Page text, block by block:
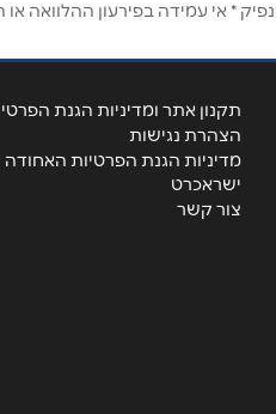
אי עמידה בפירעון ההלוואה או
תקנון אתר ומדיניות הגנת
הצהרת נגישות
מדיניות הגנת הפרטיות
ישראכרט
צור קשר